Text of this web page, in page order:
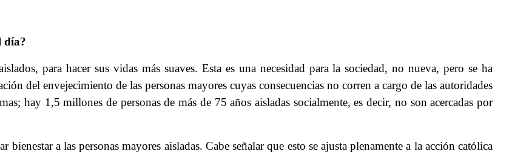
día?
para hacer sus vidas más suaves. Esta es una necesidad para la sociedad, no nueva, pero se ha
del envejecimiento de las personas mayores cuyas consecuencias no corren a cargo de las autoridades
hay 1,5 millones de personas de más de 75 años aisladas socialmente, es decir, no son acercadas por
a las personas mayores aisladas. Cabe señalar que esto se ajusta plenamente a la acción católica